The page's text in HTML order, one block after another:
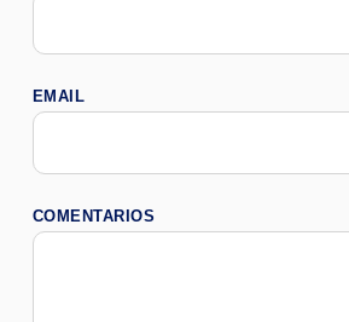
EMAIL
COMENTARIOS